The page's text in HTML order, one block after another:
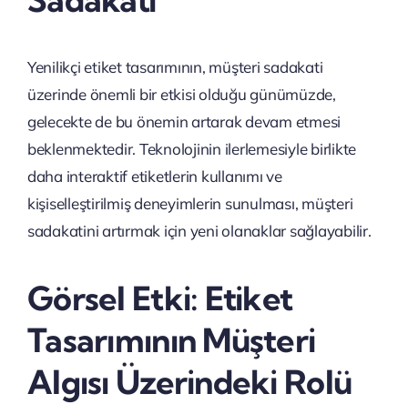
Yenilikçi etiket tasarımının, müşteri sadakati
üzerinde önemli bir etkisi olduğu günümüzde,
gelecekte de bu önemin artarak devam etmesi
beklenmektedir. Teknolojinin ilerlemesiyle birlikte
daha interaktif etiketlerin kullanımı ve
kişiselleştirilmiş deneyimlerin sunulması, müşteri
sadakatini artırmak için yeni olanaklar sağlayabilir.
Görsel Etki: Etiket
Tasarımının Müşteri
Algısı Üzerindeki Rolü